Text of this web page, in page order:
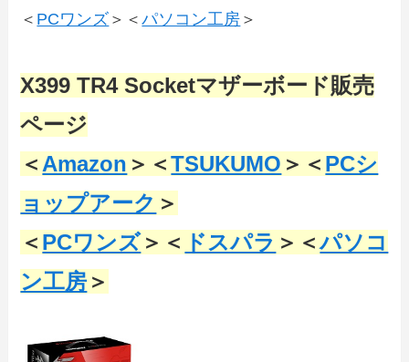
＜ PCワンズ ＞＜パソコン工房 ＞
X399 TR4 Socketマザーボード販売
ページ
＜ Amazon ＞＜TSUKUMO ＞＜ PCシ
ョップアーク ＞
＜ PCワンズ＞＜ ドスパラ ＞＜パソコ
ン工房 ＞